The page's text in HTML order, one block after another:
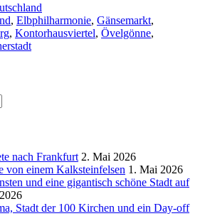
, Elbphilharmonie, Gänsemarkt,
, Kontorhausviertel, Övelgönne,
nach Frankfurt 2. Mai 2026
von einem Kalksteinfelsen 1. Mai 2026
und eine gigantisch schöne Stadt auf
Stadt der 100 Kirchen und ein Day-off